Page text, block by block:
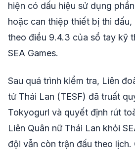
hiện có dấu hiệu sử dụng
hoặc can thiệp thiết bị thi đấu,
theo điều 9.4.3 của sổ tay kỹ
SEA Games.
Sau quá trình kiểm tra, Liên
tử Thái Lan (TESF) đã truất
Tokyogurl và quyết định rút
Liên Quân nữ Thái Lan khỏi
đội vẫn còn trận đấu theo lịch.